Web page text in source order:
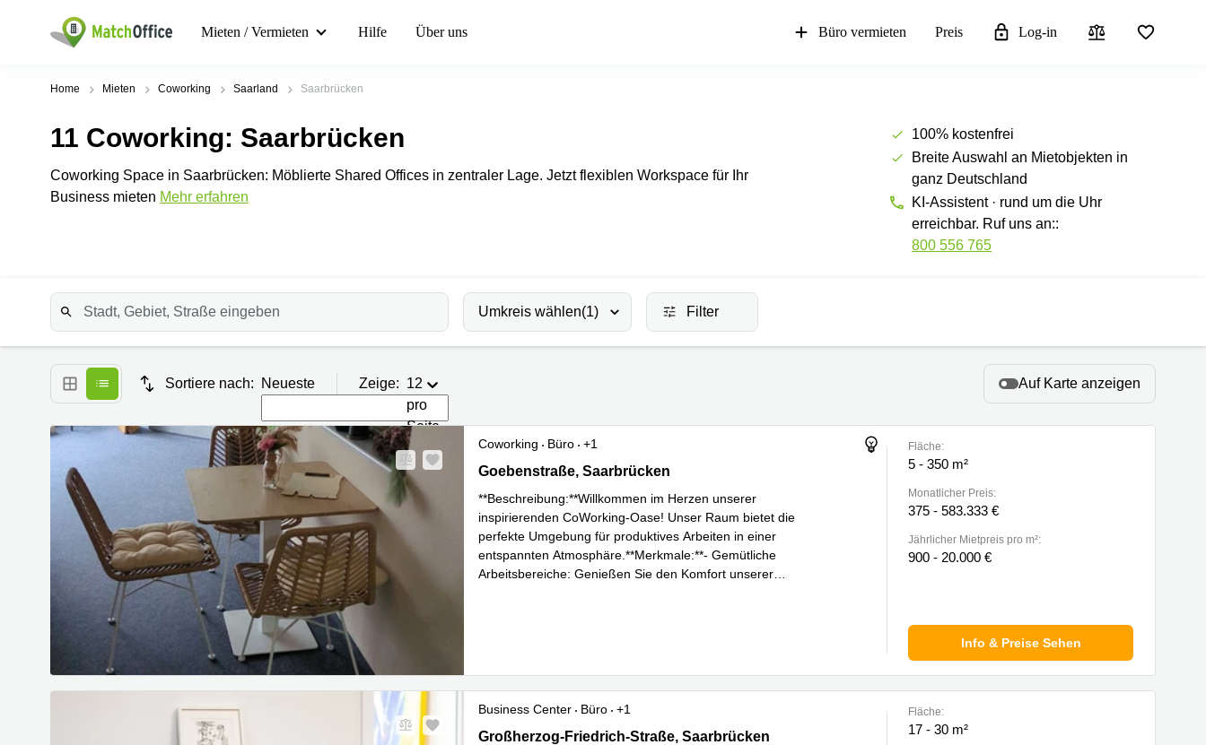
Mieten / Vermieten Hilfe Über uns Büro vermieten Preis Log-in
Home Mieten Coworking Saarland Saarbrücken
11 Coworking: Saarbrücken
Coworking Space in Saarbrücken: Möblierte Shared Offices in zentraler Lage. Jetzt flexiblen Workspace für Ihr
Business mieten Mehr erfahren
100% kostenfrei
Breite Auswahl an Mietobjekten in
ganz Deutschland
KI-Assistent · rund um die Uhr
erreichbar. Ruf uns an::
800 556 765
Umkreis wählen(1) Filter
Sortiere nach: Neueste Zeige: 12
pro
Seite
Auf Karte anzeigen
Coworking Büro
+1
Goebenstraße 35, Saarbrücken
Goebenstraße, Saarbrücken
**Beschreibung:**Willkommen im Herzen unserer
inspirierenden CoWorking-Oase! Unser Raum bietet die
perfekte Umgebung für produktives Arbeiten in einer
entspannten Atmosphäre.**Merkmale:**- Gemütliche
Arbeitsbereiche: Genießen Sie den Komfort unserer
Fläche:
5 - 350 m²
Monatlicher Preis:
375 - 583.333 €
Jährlicher Mietpreis pro m²:
900 - 20.000 €
Info & Preise Sehen
Business Center Büro
+1
Großherzog-Friedrich-Straße, Saarbrücken
Großherzog-Friedrich-Straße, Saarbrücken
Fläche:
17 - 30 m²